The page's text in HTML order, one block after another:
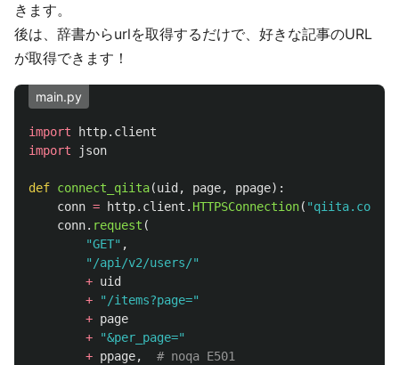
きます。
後は、辞書からurlを取得するだけで、好きな記事のURL
が取得できます！
main.py
import
http.client
import
json
def connect_qiita(uid , page, ppage):
conn = http. client . HTTPSConnection( "qiita.com
conn. request (
"GET" ,
" /api/v2/users/"
+ uid
+
" /items?page="
+ page
+
"&per_page="
+ ppage,